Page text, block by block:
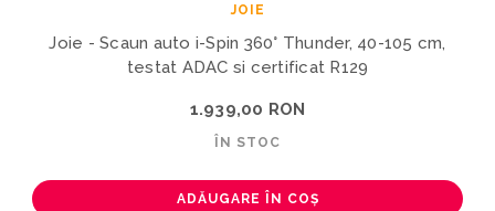
JOIE
Joie - Scaun auto i-Spin 360° Thunder, 40-105 cm,
testat ADAC si certificat R129
1.939,00 RON
ÎN STOC
ADĂUGARE ÎN COȘ